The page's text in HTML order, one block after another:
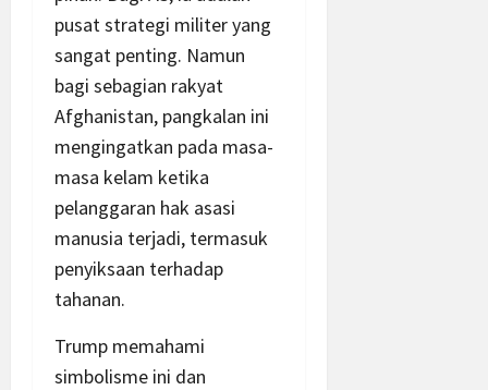
pusat strategi militer yang
sangat penting. Namun
bagi sebagian rakyat
Afghanistan, pangkalan ini
mengingatkan pada masa-
masa kelam ketika
pelanggaran hak asasi
manusia terjadi, termasuk
penyiksaan terhadap
tahanan.
Trump memahami
simbolisme ini dan